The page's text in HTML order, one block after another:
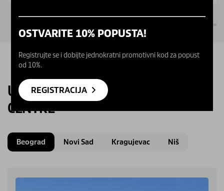
UPOZNAJTE NAŠE KARCHER
CENTRE
Beograd Novi Sad Kragujevac Niš
OSTVARITE 10% POPUSTA!
Registrujte se i dobijte jednokratni promotivni kod za popust
od 10%.
REGISTRACIJA